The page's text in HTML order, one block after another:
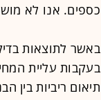
כספים. אנו לא
באשר לתוצאות
בעקבות עליית
תיאום ריביות בין